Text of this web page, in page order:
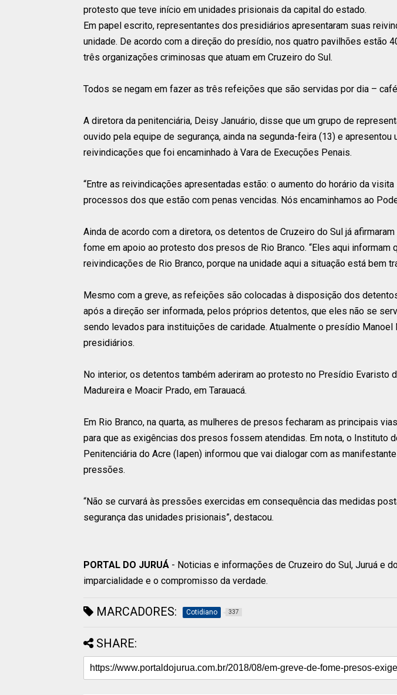
protesto que teve início em unidades prisionais da capital do estado.
Em papel escrito, representantes dos presidiários apresentaram suas
unidade. De acordo com a direção do presídio, nos quatro pavilhões estão
três organizações criminosas que atuam em Cruzeiro do Sul.
Todos se negam em fazer as três refeições que são servidas por dia – café
A diretora da penitenciária, Deisy Januário, disse que um grupo de
ouvido pela equipe de segurança, ainda na segunda-feira (13) e apresentou
reivindicações que foi encaminhado à Vara de Execuções Penais.
“Entre as reivindicações apresentadas estão: o aumento do horário da
processos dos que estão com penas vencidas. Nós encaminhamos ao
Ainda de acordo com a diretora, os detentos de Cruzeiro do Sul já
fome em apoio ao protesto dos presos de Rio Branco. “Eles aqui informam
reivindicações de Rio Branco, porque na unidade aqui a situação está bem
Mesmo com a greve, as refeições são colocadas à disposição dos
após a direção ser informada, pelos próprios detentos, que eles não se
sendo levados para instituições de caridade. Atualmente o presídio Manoel
presidiários.
No interior, os detentos também aderiram ao protesto no Presídio Evaristo
Madureira e Moacir Prado, em Tarauacá.
Em Rio Branco, na quarta, as mulheres de presos fecharam as principais
para que as exigências dos presos fossem atendidas. Em nota, o Instituto
Penitenciária do Acre (Iapen) informou que vai dialogar com as
pressões.
“Não se curvará às pressões exercidas em consequência das medidas
segurança das unidades prisionais”, destacou.
PORTAL DO JURUÁ - Noticias e informações de Cruzeiro do Sul, Juruá e
imparcialidade e o compromisso da verdade.
MARCADORES: Cotidiano 337
SHARE: